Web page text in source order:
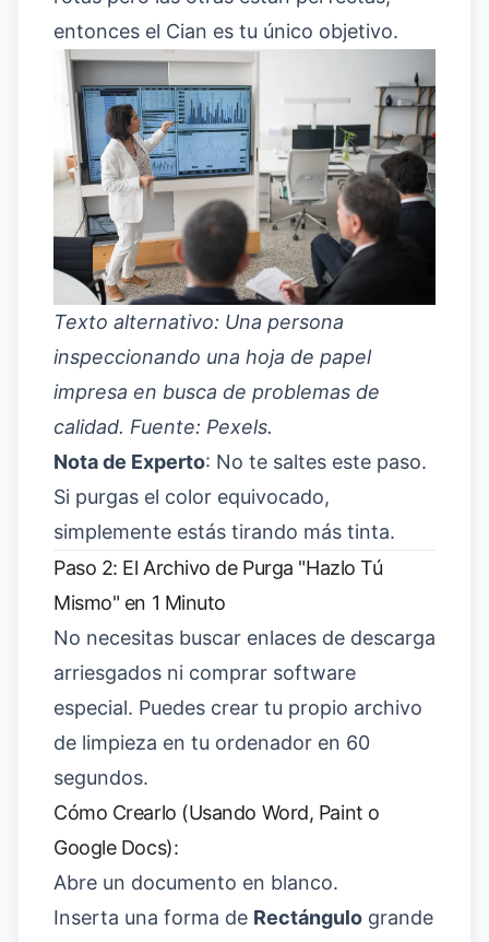
entonces el Cian es tu único objetivo.
Texto alternativo: Una persona
inspeccionando una hoja de papel
impresa en busca de problemas de
calidad. Fuente: Pexels.
Nota de Experto: No te saltes este paso.
Si purgas el color equivocado,
simplemente estás tirando más tinta.
Paso 2: El Archivo de Purga "Hazlo Tú
Mismo" en 1 Minuto
No necesitas buscar enlaces de descarga
arriesgados ni comprar software
especial. Puedes crear tu propio archivo
de limpieza en tu ordenador en 60
segundos.
Cómo Crearlo (Usando Word, Paint o
Google Docs):
Abre un documento en blanco.
Inserta una forma de Rectángulo grande